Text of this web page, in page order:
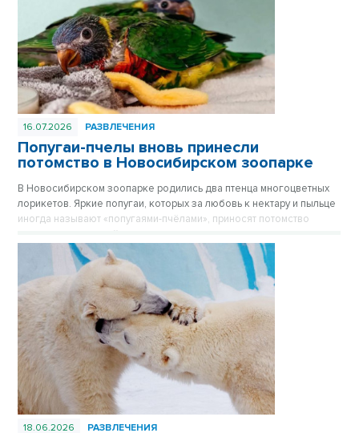
16.07.2026 РАЗВЛЕЧЕНИЯ
Попугаи-пчелы вновь принесли
потомство в Новосибирском зоопарке
В Новосибирском зоопарке родились два птенца многоцветных
лорикетов. Яркие попугаи, которых за любовь к нектару и пыльце
иногда называют «попугаями-пчёлами», приносят потомство
18.06.2026 РАЗВЛЕЧЕНИЯ